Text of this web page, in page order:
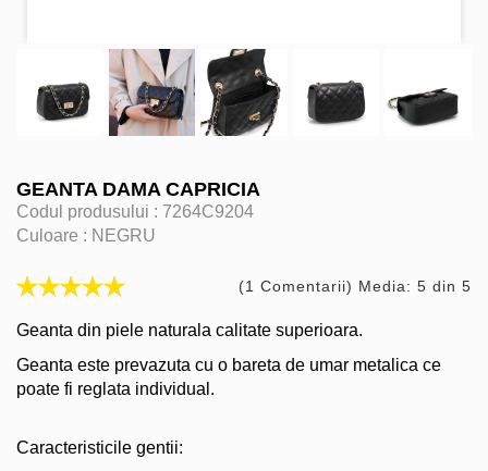
GEANTA DAMA CAPRICIA
Codul produsului : 7264C9204
Culoare : NEGRU
(1 Comentarii) Media: 5 din 5
Geanta din piele naturala calitate superioara.
Geanta este prevazuta cu o bareta de umar metalica ce
poate fi reglata individual.
Caracteristicile gentii: